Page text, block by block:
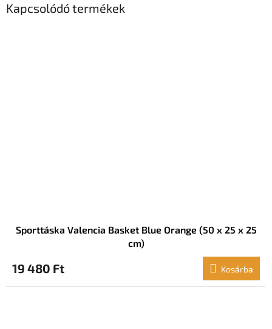
Kapcsolódó termékek
Sporttáska Valencia Basket Blue Orange (50 x 25 x 25
cm)
19 480 Ft Kosárba